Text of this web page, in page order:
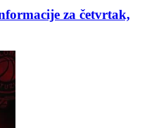
za četvrtak,